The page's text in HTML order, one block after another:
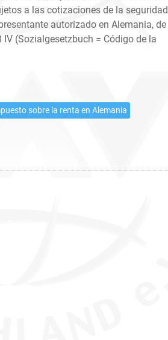
a las cotizaciones de la seguridad
autorizado en Alemania, de
(Sozialgesetzbuch = Código de la
sobre la renta en Alemania